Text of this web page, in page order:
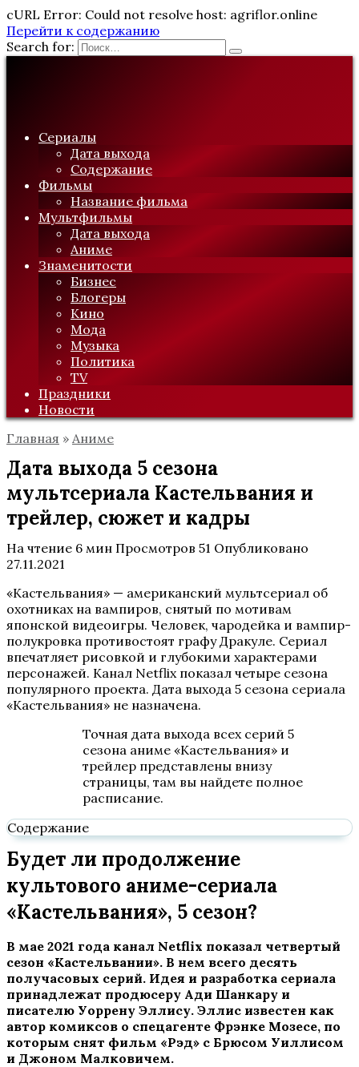
cURL Error: Could not resolve host: agriflor.online
Перейти к содержанию
Search for:
Сериалы
Дата выхода
Содержание
Фильмы
Название фильма
Мультфильмы
Дата выхода
Аниме
Знаменитости
Бизнес
Блогеры
Кино
Мода
Музыка
Политика
TV
Праздники
Новости
Главная » Аниме
Дата выхода 5 сезона
мультсериала Кастельвания и
трейлер, сюжет и кадры
На чтение 6 мин Просмотров 51 Опубликовано
27.11.2021
«Кастельвания» — американский мультсериал об
охотниках на вампиров, снятый по мотивам
японской видеоигры. Человек, чародейка и вампир-
полукровка противостоят графу Дракуле. Сериал
впечатляет рисовкой и глубокими характерами
персонажей. Канал Netflix показал четыре сезона
популярного проекта. Дата выхода 5 сезона сериала
«Кастельвания» не назначена.
Точная дата выхода всех серий 5
сезона аниме «Кастельвания» и
трейлер представлены внизу
страницы, там вы найдете полное
расписание.
Содержание
Будет ли продолжение
культового аниме-сериала
«Кастельвания», 5 сезон?
В мае 2021 года канал Netflix показал четвертый
сезон «Кастельвании». В нем всего десять
получасовых серий. Идея и разработка сериала
принадлежат продюсеру Ади Шанкару и
писателю Уоррену Эллису. Эллис известен как
автор комиксов о спецагенте Фрэнке Мозесе, по
которым снят фильм «Рэд» с Брюсом Уиллисом
и Джоном Малковичем.